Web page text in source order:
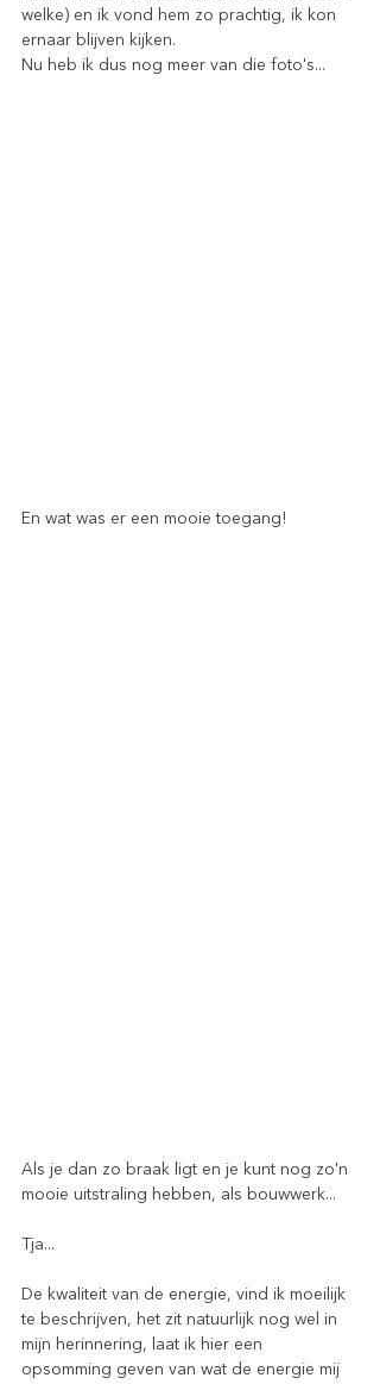
welke) en ik vond hem zo prachtig, ik kon
ernaar blijven kijken.
Nu heb ik dus nog meer van die foto's...
En wat was er een mooie toegang!
Als je dan zo braak ligt en je kunt nog zo'n
mooie uitstraling hebben, als bouwwerk...
Tja...
De kwaliteit van de energie, vind ik moeilijk
te beschrijven, het zit natuurlijk nog wel in
mijn herinnering, laat ik hier een
opsomming geven van wat de energie mij